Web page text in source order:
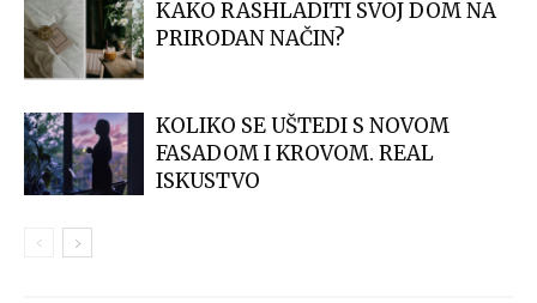
KAKO RASHLADITI SVOJ DOM NA
PRIRODAN NAČIN?
KOLIKO SE UŠTEDI S NOVOM
FASADOM I KROVOM. REAL
ISKUSTVO